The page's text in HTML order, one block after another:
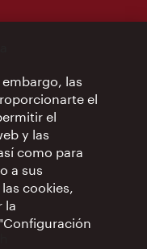
h
las
el
el
y las
como para
a sus
cookies,
la